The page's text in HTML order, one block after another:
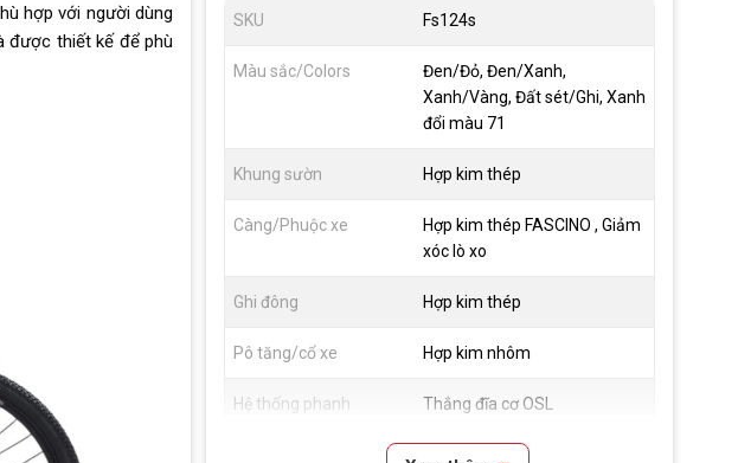
hợp với người dùng
thiết kế để phù
SKU Fs124s
Màu sắc/Colors
Đen/Đỏ, Đen/Xanh,
Xanh/Vàng, Đất sét/Ghi, Xanh
đổi màu 71
Khung sườn Hợp kim thép
Càng/Phuộc xe
Hợp kim thép FASCINO , Giảm
xóc lò xo
Ghi đông Hợp kim thép
Pô tăng/cổ xe Hợp kim nhôm
Hệ thống phanh
Thắng đĩa cơ OSL